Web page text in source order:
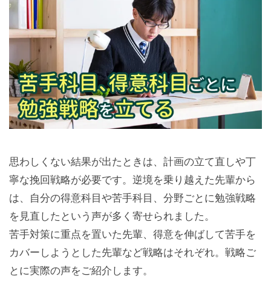
思わしくない結果が出たときは、計画の立て直しや丁
寧な挽回戦略が必要です。逆境を乗り越えた先輩から
は、自分の得意科目や苦手科目、分野ごとに勉強戦略
を見直したという声が多く寄せられました。
苦手対策に重点を置いた先輩、得意を伸ばして苦手を
カバーしようとした先輩など戦略はそれぞれ。戦略ご
とに実際の声をご紹介します。